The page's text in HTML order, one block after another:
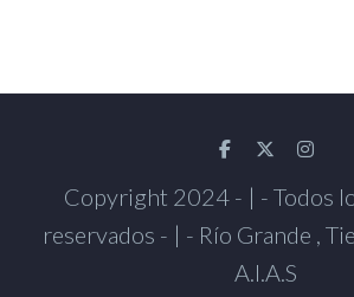
Copyright 2024 - | - Todos
reservados - | - Río Grande ,
A.I.A.S